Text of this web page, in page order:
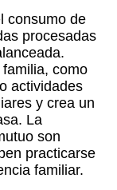
consumo de
procesadas
como
actividades
y crea un
La
son
practicarse
familiar.